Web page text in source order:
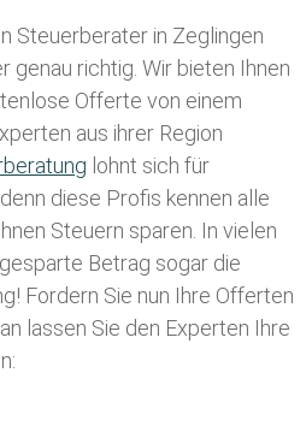
Steuerberater in Zeglingen
genau richtig. Wir bieten Ihnen
Offerte von einem
aus ihrer Region
lohnt sich für
diese Profis kennen alle
Steuern sparen. In vielen
Betrag sogar die
Fordern Sie nun Ihre Offerten
lassen Sie den Experten Ihre